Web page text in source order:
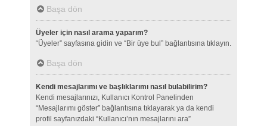
Başa dön
Üyeler için nasıl arama yaparım?
“Üyeler” sayfasına gidin ve “Bir üye bul” bağlantısına tıklayın.
Başa dön
Kendi mesajlarımı ve başlıklarımı nasıl bulabilirim?
Kendi mesajlarınızı, Kullanıcı Kontrol Panelinden
“Mesajlarımı göster” bağlantısına tıklayarak ya da kendi
profil sayfanızdaki “Kullanıcı’nın mesajlarını ara”